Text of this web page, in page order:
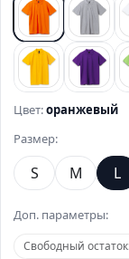
оранжевый
серый
желтый
Цвет:оранжевый
Размер:
S M L
Доп. параметры:
Свободный остаток